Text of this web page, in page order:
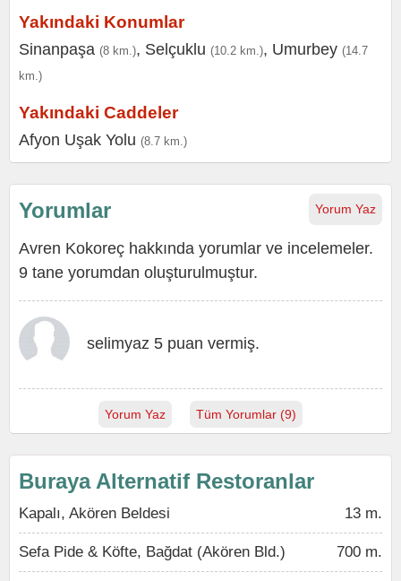
Yakındaki Konumlar
Sinanpaşa (8 km.), Selçuklu (10.2 km.), Umurbey (14.7
km.)
Yakındaki Caddeler
Afyon Uşak Yolu (8.7 km.)
Yorum Yaz
Yorumlar
Avren Kokoreç hakkında yorumlar ve incelemeler.
9 tane yorumdan oluşturulmuştur.
selimyaz 5 puan vermiş.
Yorum Yaz Tüm Yorumlar (9)
Buraya Alternatif Restoranlar
Kapalı, Akören Beldesi 13 m.
Sefa Pide & Köfte, Bağdat (Akören Bld.) 700 m.